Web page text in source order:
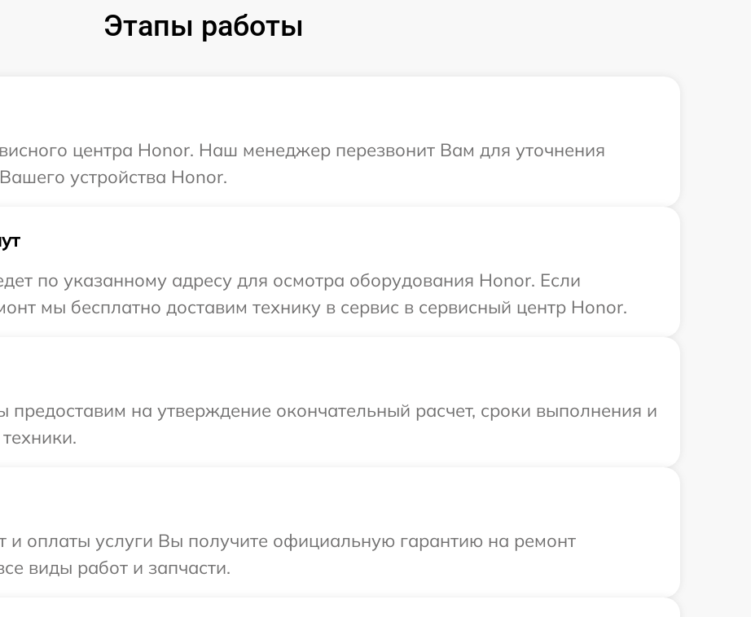
Этапы работы
центра Honor. Наш менеджер перезвонит Вам для уточнения
устройства Honor.
по указанному адресу для осмотра оборудования Honor. Если
мы бесплатно доставим технику в сервис в сервисный центр Honor.
предоставим на утверждение окончательный расчет, сроки выполнения и
и оплаты услуги Вы получите официальную гарантию на ремонт
виды работ и запчасти.